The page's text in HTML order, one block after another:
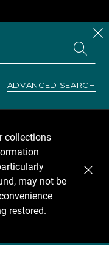
ADVANCED SEARCH
collections
may not be
restored.